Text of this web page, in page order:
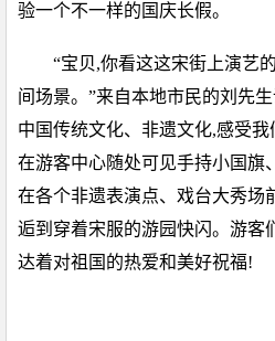
验一个不一样的国庆长假。
“宝贝,你看这这宋街上演艺
间场景。”来自本地市民的刘先
中国传统文化、非遗文化,感受
在游客中心随处可见手持小国旗
在各个非遗表演点、戏台大秀场
逅到穿着宋服的游园快闪。游客
达着对祖国的热爱和美好祝福!